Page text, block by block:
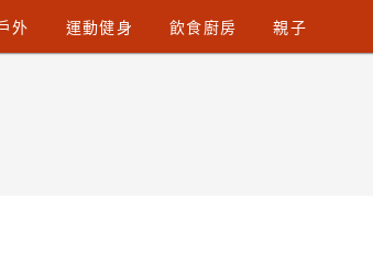
外 運動健身 飲食廚房 親子